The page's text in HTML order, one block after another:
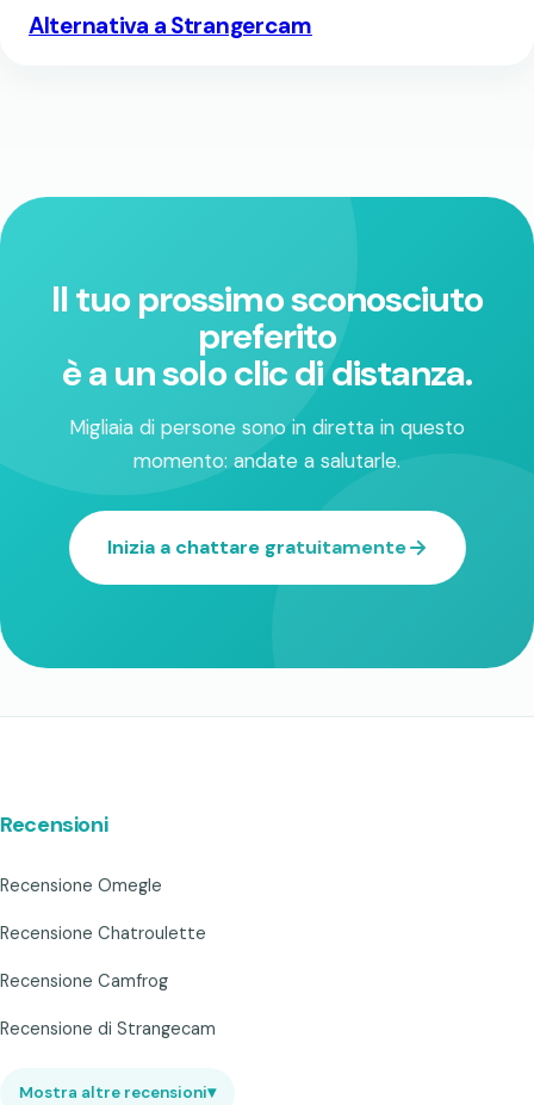
Alternativa a Strangercam
Il tuo prossimo sconosciuto
preferito
è a un solo clic di distanza.
Migliaia di persone sono in diretta in questo
momento: andate a salutarle.
Inizia a chattare gratuitamente
Recensioni
Recensione Omegle
Recensione Chatroulette
Recensione Camfrog
Recensione di Strangecam
Mostra altre recensioni▾